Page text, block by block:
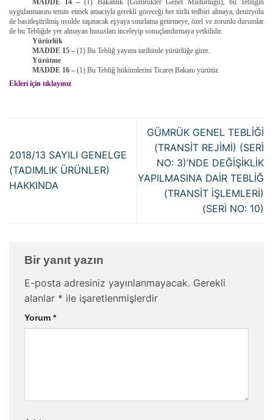
MADDE 14 – (1) Bakanlık (Gümrükler Genel Müdürlüğü), bu Tebliğin
uygulanmasını temin etmek amacıyla gerekli göreceği her türlü tedbiri almaya, denizyolu
ile basitleştirilmiş usulde taşınacak eşyaya sınırlama getirmeye, özel ve zorunlu durumlar
ile bu Tebliğde yer almayan hususları inceleyip sonuçlandırmaya yetkilidir.
Yürürlük
MADDE 15 –(1) Bu Tebliğ yayımı tarihinde yürürlüğe girer.
Yürütme
MADDE 16 –(1) Bu Tebliğ hükümlerini Ticaret Bakanı yürütür.
Ekleri için tıklayınız
2018/13 SAYILI GENELGE
(TADIMLIK ÜRÜNLER)
HAKKINDA
GÜMRÜK GENEL TEBLİĞİ
(TRANSİT REJİMİ) (SERİ
NO: 3)’NDE DEĞİŞİKLİK
YAPILMASINA DAİR TEBLİĞ
(TRANSİT İŞLEMLERİ)
(SERİ NO: 10)
Bir yanıt yazın
E-posta adresiniz yayınlanmayacak. Gerekli
alanlar * ile işaretlenmişlerdir
Yorum *